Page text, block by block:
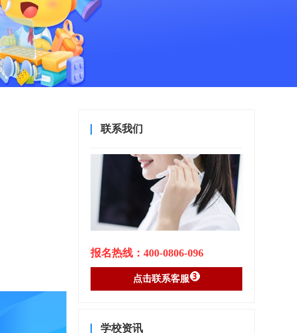
联系我们
报名热线：400-0806-096
点击联系客服
学校资讯